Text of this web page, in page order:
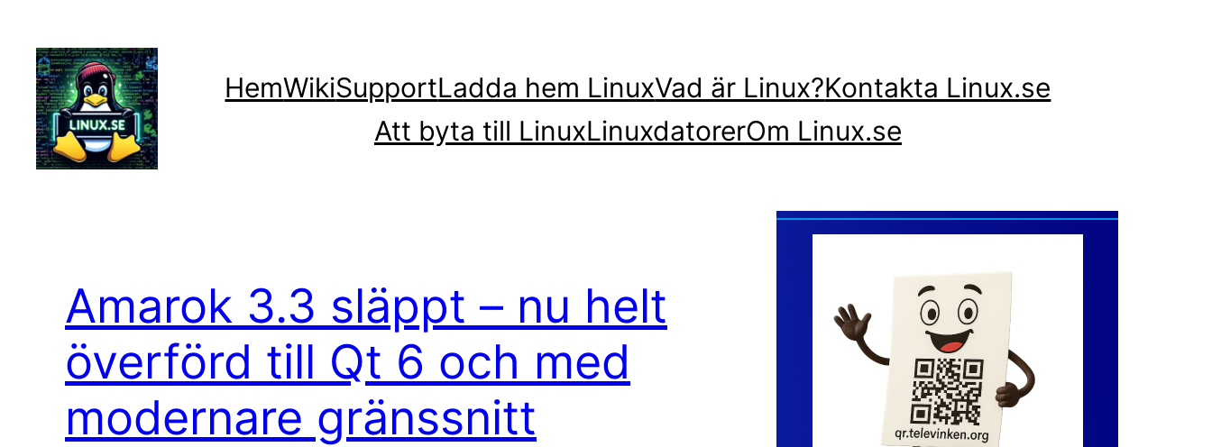
innehåll
HemWikiSupportLadda hem LinuxVad är Linux?Kontakta Linux.se
Att byta till LinuxLinuxdatorerOm Linux.se
Amarok 3.3 släppt – nu helt
överförd till Qt 6 och med
modernare gränssnitt